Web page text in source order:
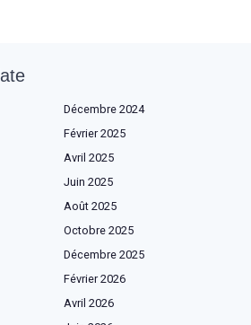
Décembre 2024
Février 2025
Avril 2025
Juin 2025
Août 2025
Octobre 2025
Décembre 2025
Février 2026
Avril 2026